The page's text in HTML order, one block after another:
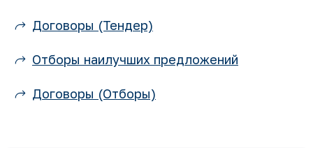
Договоры (Тендер)
Отборы наилучших предложений
Договоры (Отборы)